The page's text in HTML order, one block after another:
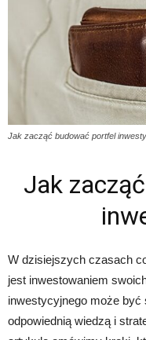
Jak zacząć budować portfel
Jak
W dzisiejszych czasach
jest inwestowaniem
inwestycyjnego może
odpowiednią wiedzą i